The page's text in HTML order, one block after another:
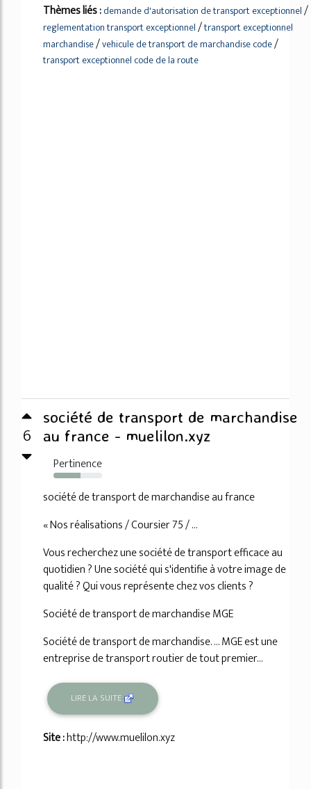
Thèmes liés :demande d'autorisation de transport exceptionnel/
reglementation transport exceptionnel/transport exceptionnel
marchandise/vehicule de transport de marchandise code/
transport exceptionnel code de la route
6
société de transport de marchandise
au france - muelilon.xyz
Pertinence
56%
société de transport de marchandise au france
« Nos réalisations / Coursier 75 / ...
Vous recherchez une société de transport efficace au
quotidien ? Une société qui s'identifie à votre image de
qualité ? Qui vous représente chez vos clients ?
Société de transport de marchandise MGE
Société de transport de marchandise. ... MGE est une
entreprise de transport routier de tout premier...
LIRE LA SUITE
Site :http://www.muelilon.xyz